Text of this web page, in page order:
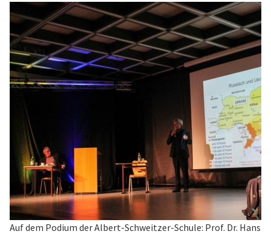
Auf dem Podium der Albert-Schweitzer-Schule: Prof. Dr. Hans-